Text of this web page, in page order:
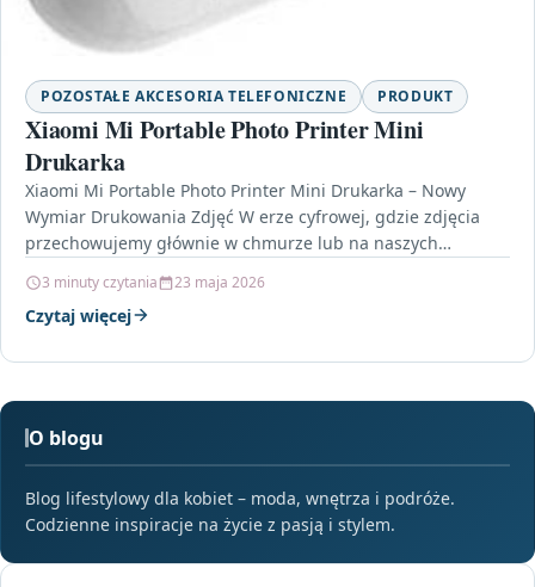
POZOSTAŁE AKCESORIA TELEFONICZNE PRODUKT
Xiaomi Mi Portable Photo Printer Mini
Drukarka
Xiaomi Mi Portable Photo Printer Mini Drukarka – Nowy
Wymiar Drukowania Zdjęć W erze cyfrowej, gdzie zdjęcia
przechowujemy głównie w chmurze lub na naszych…
3 minuty czytania 23 maja 2026
Czytaj więcej
O blogu
Blog lifestylowy dla kobiet – moda, wnętrza i podróże.
Codzienne inspiracje na życie z pasją i stylem.